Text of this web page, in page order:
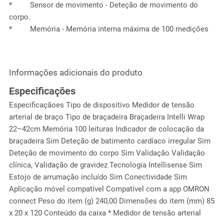
* Sensor de movimento - Deteção de movimento do
corpo.
* Memória - Memória interna máxima de 100 medições
Informações adicionais do produto
Especificações
Especificaçãoes Tipo de dispositivo Medidor de tensão
arterial de braço Tipo de braçadeira Braçadeira Intelli Wrap
22–42cm Memória 100 leituras Indicador de colocação da
braçadeira Sim Deteção de batimento cardíaco irregular Sim
Deteção de movimento do corpo Sim Validação Validação
clínica, Validação de gravidez Tecnologia Intellisense Sim
Estojo de arrumação incluído Sim Conectividade Sim
Aplicação móvel compatível Compatível com a app OMRON
connect Peso do item (g) 240,00 Dimensões do item (mm) 85
x 20 x 120 Conteúdo da caixa * Medidor de tensão arterial